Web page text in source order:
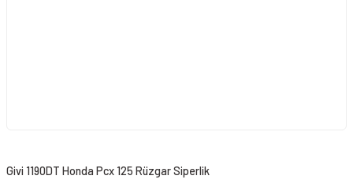
Givi 1190DT Honda Pcx 125 Rüzgar Siperlik